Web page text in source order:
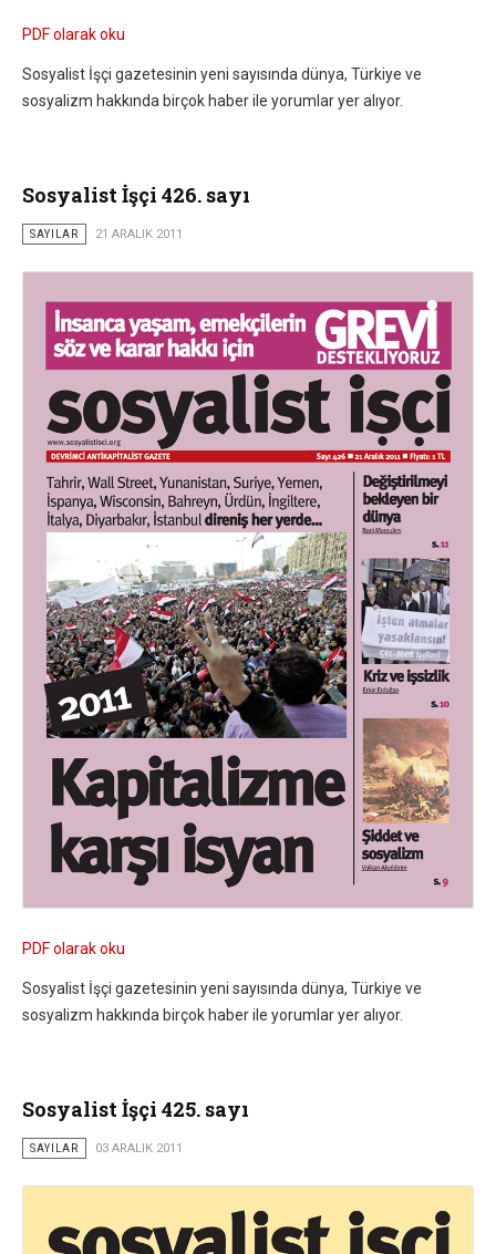
PDF olarak oku
Sosyalist İşçi gazetesinin yeni sayısında dünya, Türkiye ve
sosyalizm hakkında birçok haber ile yorumlar yer alıyor.
Sosyalist İşçi 426. sayı
SAYILAR 21 ARALIK 2011
PDF olarak oku
Sosyalist İşçi gazetesinin yeni sayısında dünya, Türkiye ve
sosyalizm hakkında birçok haber ile yorumlar yer alıyor.
Sosyalist İşçi 425. sayı
SAYILAR 03 ARALIK 2011